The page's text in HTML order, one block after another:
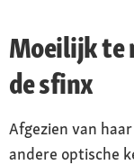
Moeilijk te
de sfinx
Afgezien van
andere optische